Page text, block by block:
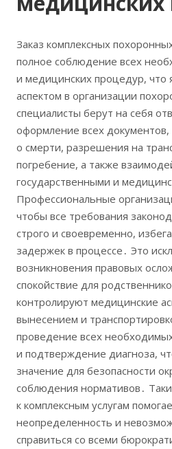
Заказ комплексных
полное соблюдение всех
и медицинских процедур, что
аспектом в организации
специалисты берут на себя
оформление всех документов,
о смерти, разрешения на
погребение, а также
государственными и
Профессиональные
чтобы все требования
строго и своевременно,
задержек в процессе․ Это
возникновения правовых
спокойствие для
контролируют медицинские
вынесением и
проведение всех
и подтверждение диагноза,
значение для безопасности
соблюдения нормативов․
к комплексным услугам
неопределенность и
справиться со всеми